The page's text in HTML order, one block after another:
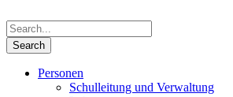
Personen
Schulleitung und Verwaltung